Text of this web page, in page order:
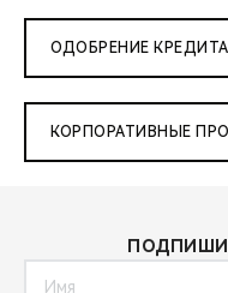
ОДОБРЕНИЕ
КОРПОРАТИВНЫЕ